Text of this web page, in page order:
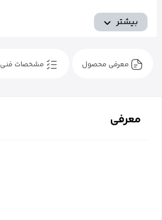
بیشتر
معرفی محصول مشخصات فنی
معرفی